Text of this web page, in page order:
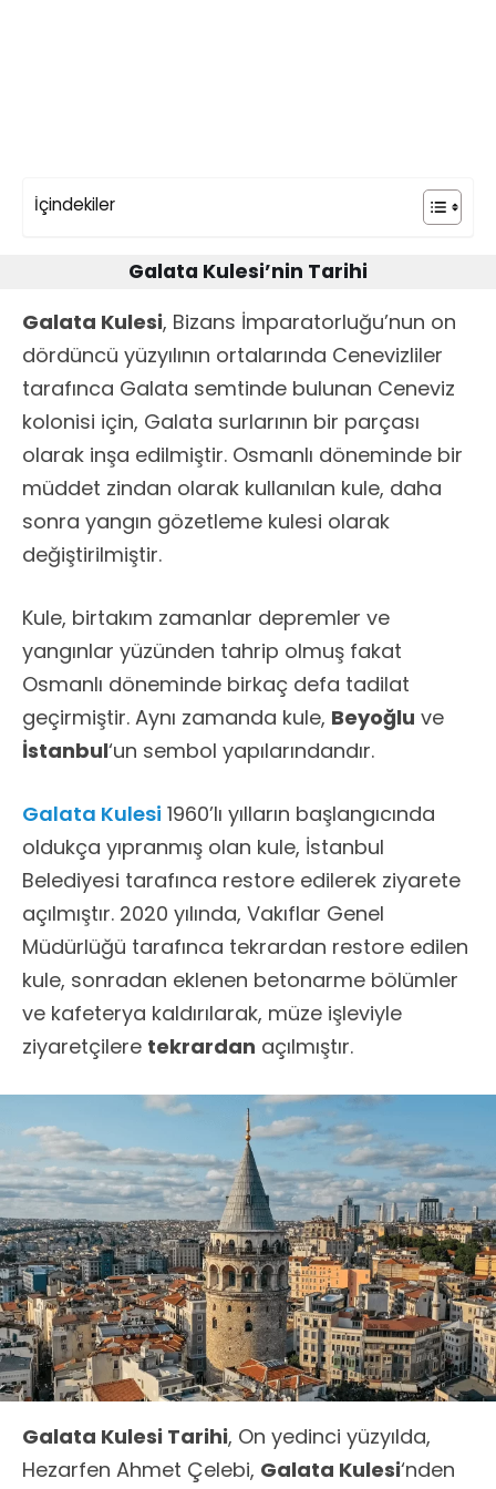
İçindekiler
Galata Kulesi’nin Tarihi
Galata Kulesi, Bizans İmparatorluğu’nun on
dördüncü yüzyılının ortalarında Cenevizliler
tarafınca Galata semtinde bulunan Ceneviz
kolonisi için, Galata surlarının bir parçası
olarak inşa edilmiştir. Osmanlı döneminde bir
müddet zindan olarak kullanılan kule, daha
sonra yangın gözetleme kulesi olarak
değiştirilmiştir.
Kule, birtakım zamanlar depremler ve
yangınlar yüzünden tahrip olmuş fakat
Osmanlı döneminde birkaç defa tadilat
geçirmiştir. Aynı zamanda kule, Beyoğlu ve
İstanbul‘un sembol yapılarındandır.
Galata Kulesi 1960’lı yılların başlangıcında
oldukça yıpranmış olan kule, İstanbul
Belediyesi tarafınca restore edilerek ziyarete
açılmıştır. 2020 yılında, Vakıflar Genel
Müdürlüğü tarafınca tekrardan restore edilen
kule, sonradan eklenen betonarme bölümler
ve kafeterya kaldırılarak, müze işleviyle
ziyaretçilere tekrardan açılmıştır.
Galata Kulesi Tarihi, On yedinci yüzyılda,
Hezarfen Ahmet Çelebi, Galata Kulesi‘nden